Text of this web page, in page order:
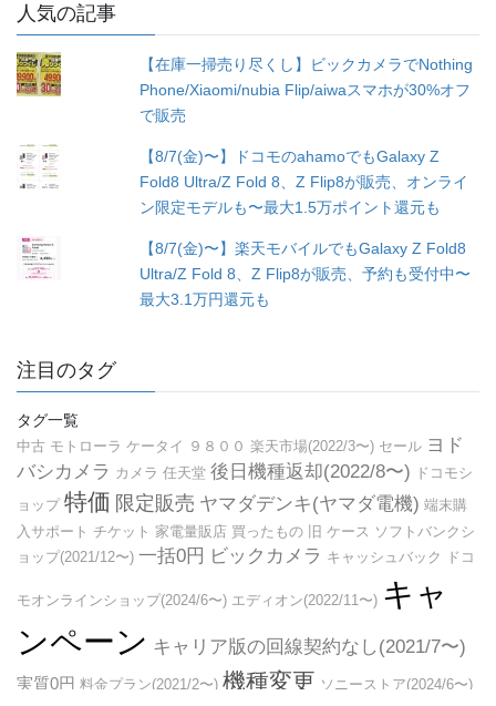
リ
ー
人気の記事
【在庫一掃売り尽くし】ビックカメラでNothing
Phone/Xiaomi/nubia Flip/aiwaスマホが30%オフ
で販売
【8/7(金)〜】ドコモのahamoでもGalaxy Z
Fold8 Ultra/Z Fold 8、Z Flip8が販売、オンライ
ン限定モデルも〜最大1.5万ポイント還元も
【8/7(金)〜】楽天モバイルでもGalaxy Z Fold8
Ultra/Z Fold 8、Z Flip8が販売、予約も受付中〜
最大3.1万円還元も
注目のタグ
タグ一覧
中古 モトローラ ケータイ ９８００ 楽天市場(2022/3〜) セール ヨド
バシカメラ カメラ 任天堂 後日機種返却(2022/8〜) ドコモシ
ョップ 特価 限定販売 ヤマダデンキ(ヤマダ電機) 端末購
入サポート チケット 家電量販店 買ったもの 旧 ケース ソフトバンクシ
ョップ(2021/12〜) 一括0円 ビックカメラ キャッシュバック ドコ
モオンラインショップ(2024/6〜) エディオン(2022/11〜) キャ
ンペーン キャリア版の回線契約なし(2021/7〜)
実質0円 料金プラン(2021/2〜) 機種変更 ソニーストア(2024/6〜)